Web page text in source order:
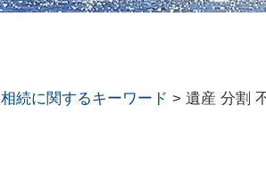
相続に関するキーワード > 遺産 分割